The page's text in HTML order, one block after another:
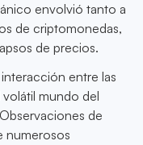
envolvió tanto a
de criptomonedas,
de precios.
entre las
mundo del
de
numerosos